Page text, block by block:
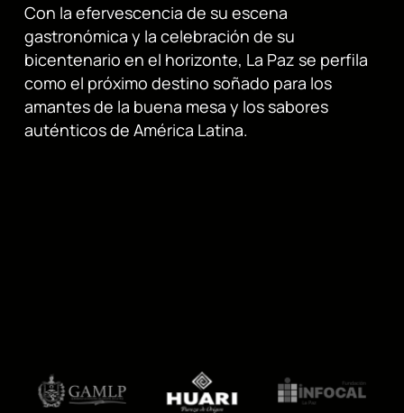
Con la efervescencia de su escena
gastronómica y la celebración de su
bicentenario en el horizonte, La Paz se perfila
como el próximo destino soñado para los
amantes de la buena mesa y los sabores
auténticos de América Latina.